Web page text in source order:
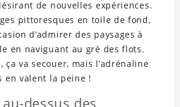
de nouvelles expériences.
pittoresques en toile de fond,
d’admirer des paysages à
en naviguant au gré des flots.
ça va secouer, mais l’adrénaline
en valent la peine !
dessus des